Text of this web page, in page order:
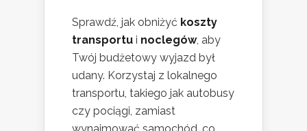
Sprawdź, jak obniżyć koszty
transportu i noclegów, aby
Twój budżetowy wyjazd był
udany. Korzystaj z lokalnego
transportu, takiego jak autobusy
czy pociągi, zamiast
wynajmować samochód, co